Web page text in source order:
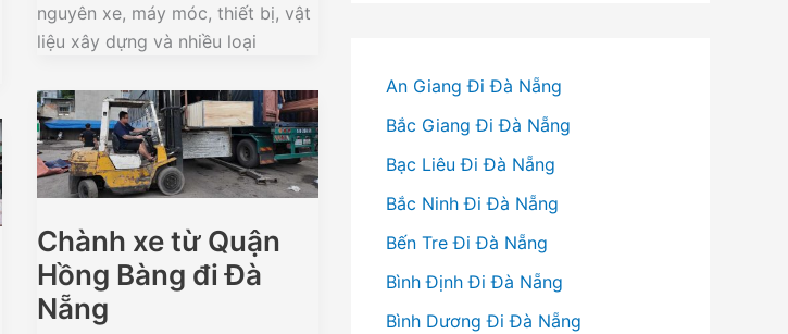
nguyên xe, máy móc, thiết bị, vật
liệu xây dựng và nhiều loại
Chành xe từ Quận
Hồng Bàng đi Đà
Nẵng
An Giang Đi Đà Nẵng
Bắc Giang Đi Đà Nẵng
Bạc Liêu Đi Đà Nẵng
Bắc Ninh Đi Đà Nẵng
Bến Tre Đi Đà Nẵng
Bình Định Đi Đà Nẵng
Bình Dương Đi Đà Nẵng